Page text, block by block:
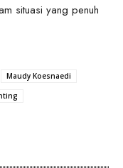
situasi yang penuh
Maudy Koesnaedi